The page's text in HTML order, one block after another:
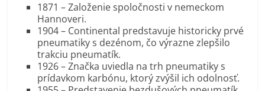
1871 – Založenie spoločnosti v nemeckom
Hannoveri.
1904 – Continental predstavuje historicky prvé
pneumatiky s dezénom, čo výrazne zlepšilo
trakciu pneumatík.
1926 – Značka uviedla na trh pneumatiky s
prídavkom karbónu, ktorý zvýšil ich odolnosť.